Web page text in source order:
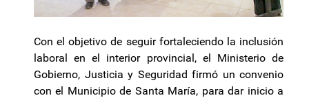
Con el objetivo de seguir fortaleciendo la inclusión
laboral en el interior provincial, el Ministerio de
Gobierno, Justicia y Seguridad firmó un convenio
con el Municipio de Santa María, para dar inicio a